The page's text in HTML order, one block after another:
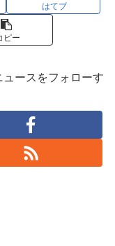
はてブ
ピー
ースをフォローす